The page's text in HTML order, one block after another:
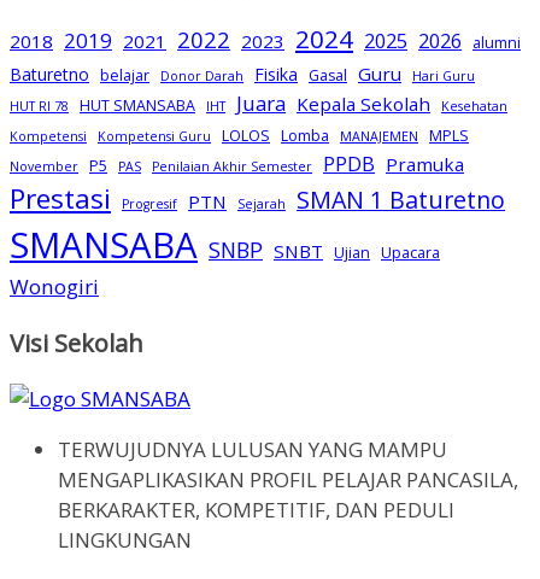
2018 2019 2021 2022 2023 2024 2025 2026 alumni
Baturetno belajar Donor Darah Fisika Gasal Guru
Hari Guru
HUT RI 78
HUT SMANSABA IHT Juara Kepala Sekolah
Kesehatan
Kompetensi
Kompetensi Guru LOLOS Lomba MANAJEMEN MPLS
November P5 PAS Penilaian Akhir Semester PPDB Pramuka
Prestasi Progresif PTN Sejarah SMAN 1 Baturetno
SMANSABA SNBP SNBT Ujian Upacara
Wonogiri
Visi Sekolah
TERWUJUDNYA LULUSAN YANG MAMPU
MENGAPLIKASIKAN PROFIL PELAJAR PANCASILA,
BERKARAKTER, KOMPETITIF, DAN PEDULI
LINGKUNGAN